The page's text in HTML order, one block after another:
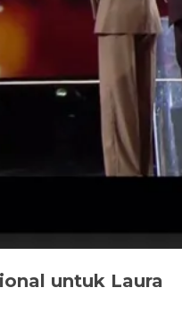
untuk Laura